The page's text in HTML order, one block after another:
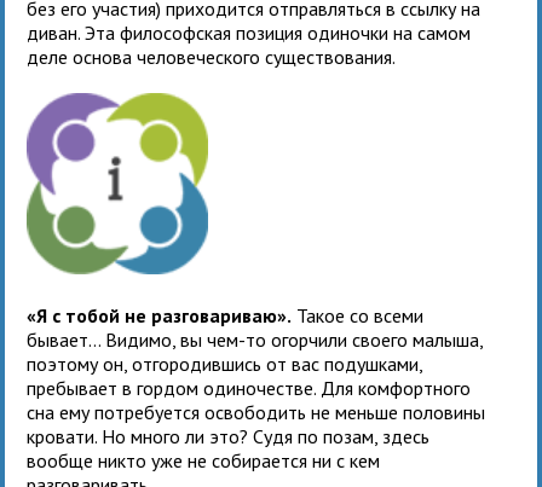
без его участия) приходится отправляться в ссылку на
диван. Эта философская позиция одиночки на самом
деле основа человеческого существования.
«Я с тобой не разговариваю». Такое со всеми
бывает… Видимо, вы чем-то огорчили своего малыша,
поэтому он, отгородившись от вас подушками,
пребывает в гордом одиночестве. Для комфортного
сна ему потребуется освободить не меньше половины
кровати. Но много ли это? Судя по позам, здесь
вообще никто уже не собирается ни с кем